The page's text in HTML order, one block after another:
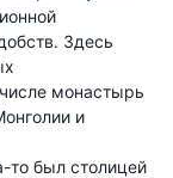
Здесь
монастырь
и
то был столицей